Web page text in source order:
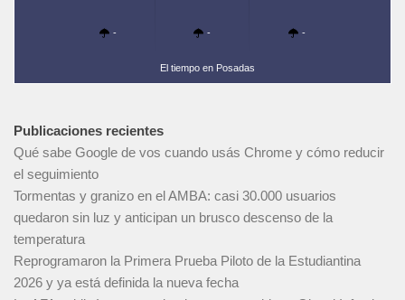
- - -
El tiempo en Posadas
Publicaciones recientes
Qué sabe Google de vos cuando usás Chrome y cómo reducir
el seguimiento
Tormentas y granizo en el AMBA: casi 30.000 usuarios
quedaron sin luz y anticipan un brusco descenso de la
temperatura
Reprogramaron la Primera Prueba Piloto de la Estudiantina
2026 y ya está definida la nueva fecha